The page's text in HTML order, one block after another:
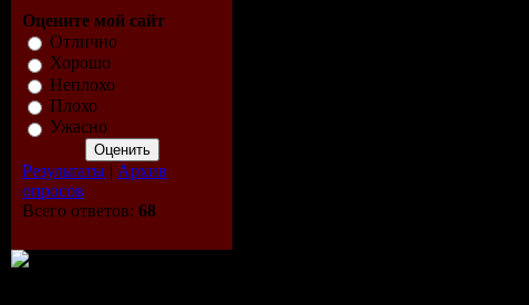
Оцените мой сайт
Отлично
Хорошо
Неплохо
Плохо
Ужасно
Результаты | Архив
опросов
Всего ответов: 68